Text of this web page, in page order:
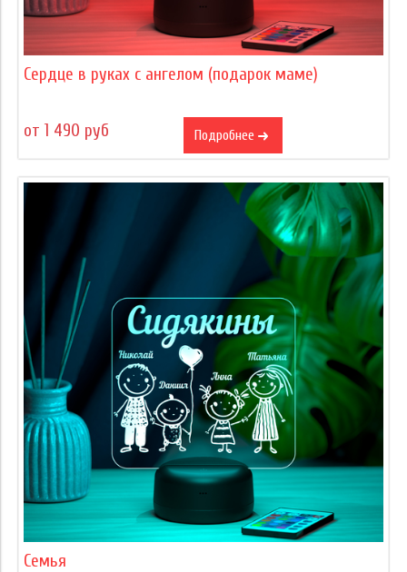
Сердце в руках с ангелом (подарок маме)
от 1 490 руб Подробнее
Семья